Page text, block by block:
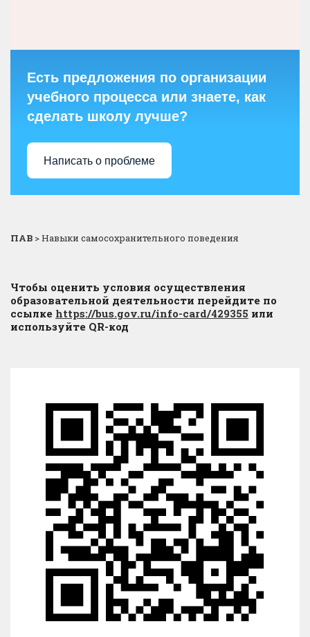
Есть предложения по организации
учебного процесса или знаете, как
сделать школу лучше?
Написать о проблеме
ПАВ >Навыки самосохранительного поведения
Чтобы оценить условия осуществления
образовательной деятельности перейдите по
ссылке https://bus.gov.ru/info-card/429355 или
используйте QR-код